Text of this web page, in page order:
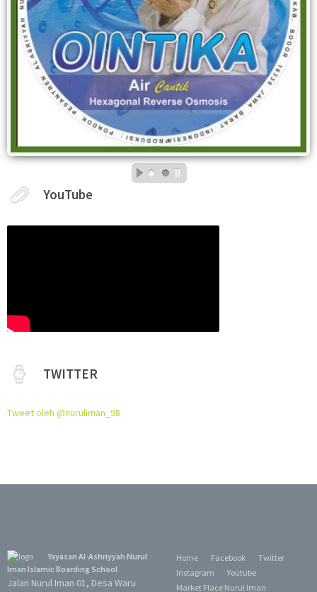
YouTube
TWITTER
Tweet oleh @nuruliman_98
Yayasan Al-Ashriyyah Nurul
Iman Islamic Boarding School
Jalan Nurul Iman 01, Desa Waru
Home Facebook
Twitter
Instagram
Youtube
Market Place Nurul Iman